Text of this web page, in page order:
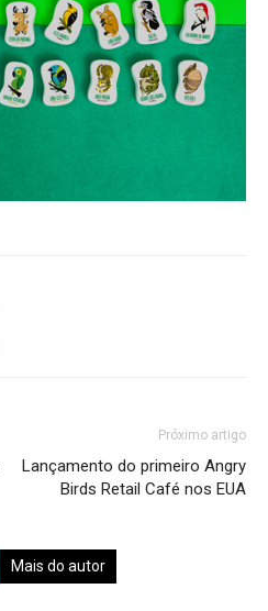
Próximo artigo
Lançamento do primeiro Angry
Birds Retail Café nos EUA
Mais do autor